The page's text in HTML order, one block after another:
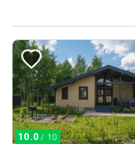
10.0 / 10